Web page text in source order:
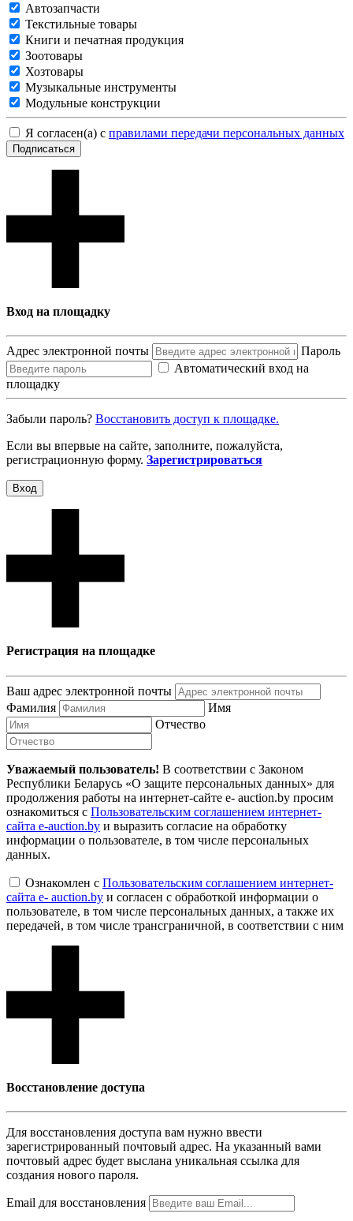
Автозапчасти
Текстильные товары
Книги и печатная продукция
Зоотовары
Хозтовары
Музыкальные инструменты
Модульные конструкции
Я согласен(а) с правилами передачи персональных данных
Подписаться
Вход на площадку
Адрес электронной почты
Пароль
Автоматический вход на
площадку
Забыли пароль? Восcтановить доступ к площадке.
Если вы впервые на сайте, заполните, пожалуйста,
регистрационную форму. Зарегистрироваться
Вход
Регистрация на площадке
Ваш адрес электронной почты
Фамилия
Имя
Отчество
Уважаемый пользователь! В соответствии с Законом
Республики Беларусь «О защите персональных данных» для
продолжения работы на интернет-сайте e- auction.by просим
ознакомиться с Пользовательским соглашением интернет-
сайта e-auction.by и выразить согласие на обработку
информации о пользователе, в том числе персональных
данных.
Ознакомлен с Пользовательским соглашением интернет-
сайта e- auction.by и согласен с обработкой информации о
пользователе, в том числе персональных данных, а также их
передачей, в том числе трансграничной, в соответствии с ним
Восcтановление доступа
Для восcтановления доступа вам нужно ввести
зарегистрированный почтовый адрес. На указанный вами
почтовый адрес будет выслана уникальная ссылка для
создания нового пароля.
Email для восcтановления